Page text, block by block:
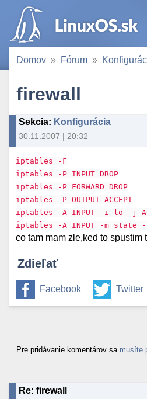
Domov Fórum
firewall
Sekcia: Konfigurácia
30.11.2007 | 20:32
iptables -F
iptables -P INPUT DROP
iptables -P FORWARD DROP
iptables -P OUTPUT ACCEPT
iptables -A INPUT -i lo -j
iptables -A INPUT -m state --
co tam mam zle,ked to spustim
Zdieľať
Facebook Twitter
Pre pridávanie komentárov sa musíte
Re: firewall